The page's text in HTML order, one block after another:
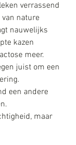
verrassend
nature
nauwelijks
kazen
meer.
juist om een
een andere
maar